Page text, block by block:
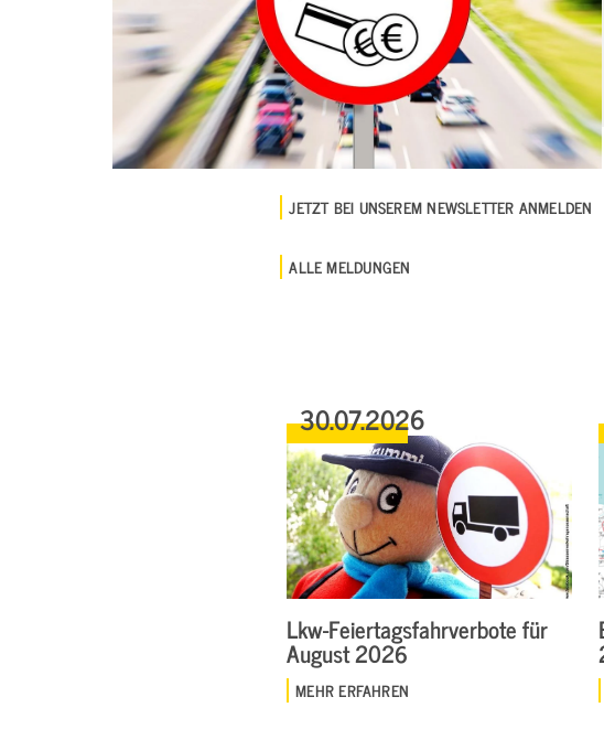
JETZT BEI UNSEREM NEWSLETTER ANMELDEN
ALLE MELDUNGEN
30.07.2026
Lkw-Feiertagsfahrverbote für
August 2026
MEHR ERFAHREN